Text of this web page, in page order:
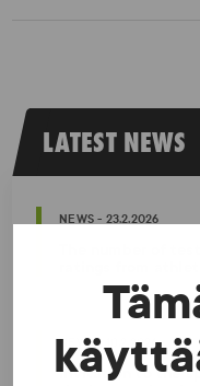
LATEST NEWS
NEWS - 23.2.2026
NEWS - 10.2.2026
Invitation to the